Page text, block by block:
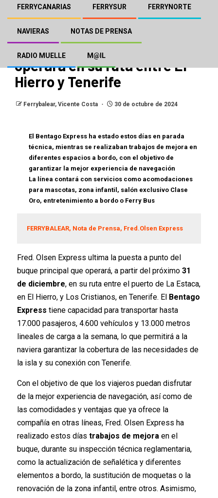
FERRYCANARIAS FERRYSUR FERRYNORTE
NAVIERAS NOTAS DE PRENSA
RADIO MUELLE M@IL
Fred. Olsen Express pone a
punto el buque principal que
operará en su ruta entre El
Hierro y Tenerife
Ferrybalear, Vicente Costa 30 de octubre de 2024
El Bentago Express ha estado estos días en parada
técnica, mientras se realizaban trabajos de mejora en
diferentes espacios a bordo, con el objetivo de
garantizar la mejor experiencia de navegación
La línea contará con servicios como acomodaciones
para mascotas, zona infantil, salón exclusivo Clase
Oro, entretenimiento a bordo o Ferry Bus
FERRYBALEAR, Nota de Prensa, Fred.Olsen Express
Fred. Olsen Express ultima la puesta a punto del
buque principal que operará, a partir del próximo 31
de diciembre, en su ruta entre el puerto de La Estaca,
en El Hierro, y Los Cristianos, en Tenerife. El Bentago
Express tiene capacidad para transportar hasta
17.000 pasajeros, 4.600 vehículos y 13.000 metros
lineales de carga a la semana, lo que permitirá a la
naviera garantizar la cobertura de las necesidades de
la isla y su conexión con Tenerife.
Con el objetivo de que los viajeros puedan disfrutar
de la mejor experiencia de navegación, así como de
las comodidades y ventajas que ya ofrece la
compañía en otras líneas, Fred. Olsen Express ha
realizado estos días trabajos de mejora en el
buque, durante su inspección técnica reglamentaria,
como la actualización de señalética y diferentes
elementos a bordo, la sustitución de moquetas o la
renovación de la zona infantil, entre otros. Asimismo,